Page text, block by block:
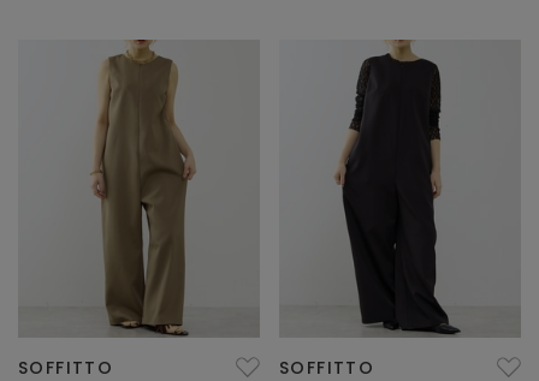
SOFFITTO SOFFITTO